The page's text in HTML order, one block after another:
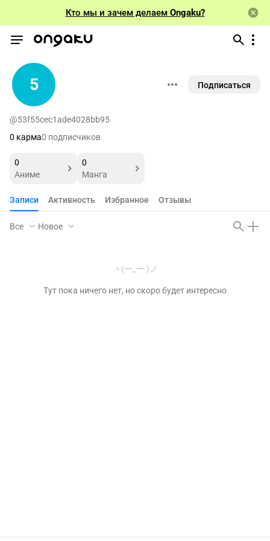
Кто мы и зачем делаем Ongaku?
5 Подписаться
@53f55cec1ade4028bb95
0 карма0 подписчиков
0
Аниме
0
Манга
Записи Активность Избранное Отзывы
Все Новое
ヽ(ー_ー )ノ
Тут пока ничего нет, но скоро будет интересно